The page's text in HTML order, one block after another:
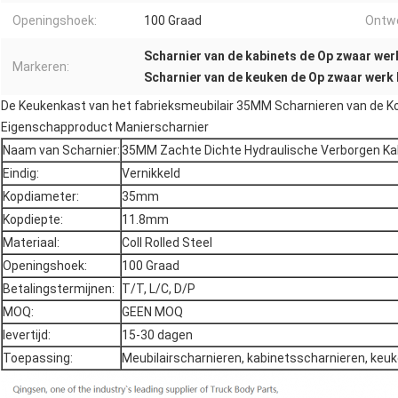
Openingshoek: 100 Graad
Markeren:
Scharnier van de kabinets de Op zwaar
Scharnier van de keuken de Op zwaar
De Keukenkast van het fabrieksmeubilair 35MM Scharnieren van de
Eigenschapproduct Manierscharnier
Naam van Scharnier:35MM Zachte Dichte Hydraulische Verborgen
Eindig:
Vernikkeld
Kopdiameter:
35mm
Kopdiepte:
11.8mm
Materiaal:
Coll Rolled Steel
Openingshoek:
100 Graad
Betalingstermijnen:
T/T, L/C, D/P
MOQ:
GEEN MOQ
levertijd:
15-30 dagen
Toepassing:
Meubilairscharnieren, kabinetsscharnieren,